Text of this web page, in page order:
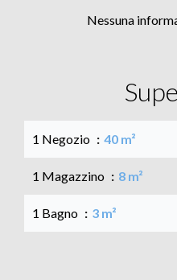
Nessuna
1 Negozio 40 m²
1 Magazzino 8 m²
1 Bagno 3 m²